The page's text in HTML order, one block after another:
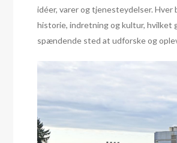
idéer, varer og tjenesteydelser. Hver
historie, indretning og kultur, hvilket
spændende sted at udforske og